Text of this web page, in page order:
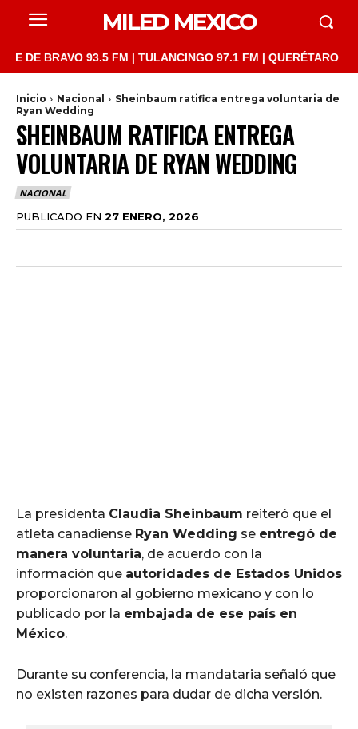
MILED MEXICO
93.5 FM | TULANCINGO 97.1 FM | QUERÉTARO 103.1
Inicio Nacional
Sheinbaum ratifica entrega voluntaria de
Ryan Wedding
SHEINBAUM RATIFICA ENTREGA
VOLUNTARIA DE RYAN WEDDING
NACIONAL
PUBLICADO EN 27 ENERO, 2026
La presidenta Claudia Sheinbaum reiteró que el
atleta canadiense Ryan Wedding se entregó de
manera voluntaria, de acuerdo con la
información que autoridades de Estados Unidos
proporcionaron al gobierno mexicano y con lo
publicado por la embajada de ese país en
México.
Durante su conferencia, la mandataria señaló que
no existen razones para dudar de dicha versión.